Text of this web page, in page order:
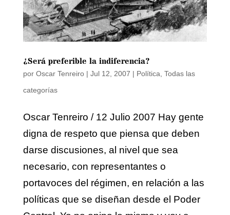
¿Será preferible la indiferencia?
por Oscar Tenreiro| Jul 12, 2007 | Política, Todas las
categorías
Oscar Tenreiro / 12 Julio 2007 Hay gente
digna de respeto que piensa que deben
darse discusiones, al nivel que sea
necesario, con representantes o
portavoces del régimen, en relación a las
políticas que se diseñan desde el Poder